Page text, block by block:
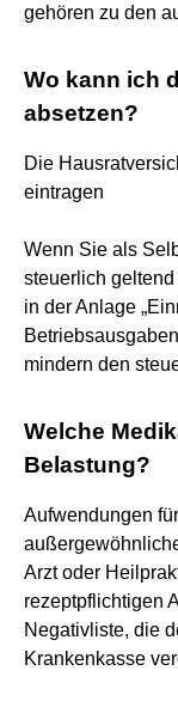
gehören zu den
Wo kann ich
absetzen?
Die
eintragen
Wenn Sie als
steuerlich
in der Anlage
mindern den
Welche
Belastung?
Aufwendungen
Arzt oder
rezeptpflichtigen
Negativliste, die
Krankenkasse